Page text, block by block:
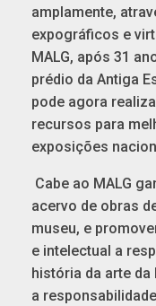
amplamente,
expográficos e
MALG, após 31
prédio da Antiga
pode agora
recursos para
exposições
Cabe ao MALG
acervo de obras
museu, e
e intelectual a
história da arte da
a